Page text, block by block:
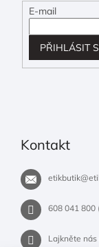
E-mail
PŘIHLÁSIT
Kontakt
etikbutik@
608 041 800
Lajkněte nás